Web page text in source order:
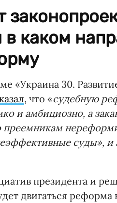
в каком
«Украина 30.
, что «судебную
и амбициозно, а
преемникам
суды», и
президента и
двигаться реформа